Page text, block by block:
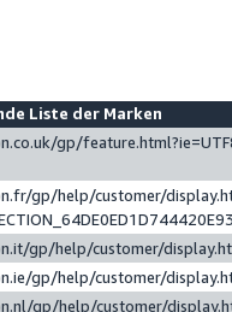
Liste der Marken
gp/
gp/help/customer/
gp/help/customer/
gp/help/customer/
gp/help/customer/